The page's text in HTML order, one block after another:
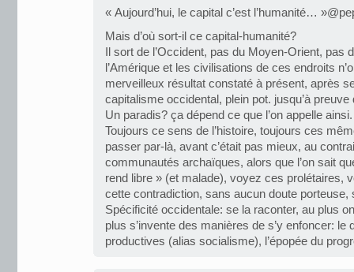
« Aujourd’hui, le capital c’est l’humanité…
Mais d’où sort-il ce capital-humanité?
Il sort de l’Occident, pas du Moyen-Orient, pas
l’Amérique et les civilisations de ces endroits
merveilleux résultat constaté à présent, après
capitalisme occidental, plein pot. jusqu’à preuve
Un paradis? ça dépend ce que l’on appelle ainsi.
Toujours ce sens de l’histoire, toujours ces
passer par-là, avant c’était pas mieux, au
communautés archaïques, alors que l’on sait
rend libre » (et malade), voyez ces prolétaires,
cette contradiction, sans aucun doute porteuse,
Spécificité occidentale: se la raconter, au plus
plus s’invente des manières de s’y enfoncer:
productives (alias socialisme), l’épopée du